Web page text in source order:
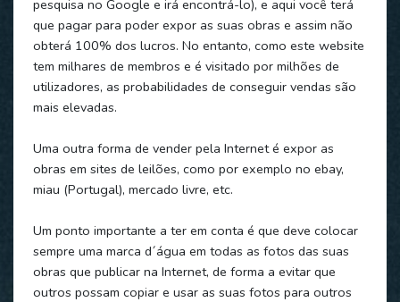
pesquisa no Google e irá encontrá-lo), e aqui você terá
que pagar para poder expor as suas obras e assim não
obterá 100% dos lucros. No entanto, como este website
tem milhares de membros e é visitado por milhões de
utilizadores, as probabilidades de conseguir vendas são
mais elevadas.
Uma outra forma de vender pela Internet é expor as
obras em sites de leilões, como por exemplo no ebay,
miau (Portugal), mercado livre, etc.
Um ponto importante a ter em conta é que deve colocar
sempre uma marca d´água em todas as fotos das suas
obras que publicar na Internet, de forma a evitar que
outros possam copiar e usar as suas fotos para outros